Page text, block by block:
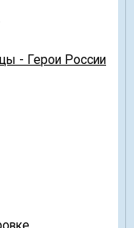
- Герои России